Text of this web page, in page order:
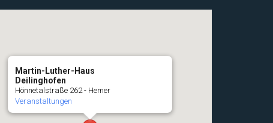
Martin-Luther-Haus
Deilinghofen
Hönnetalstraße 262 - Hemer
Veranstaltungen